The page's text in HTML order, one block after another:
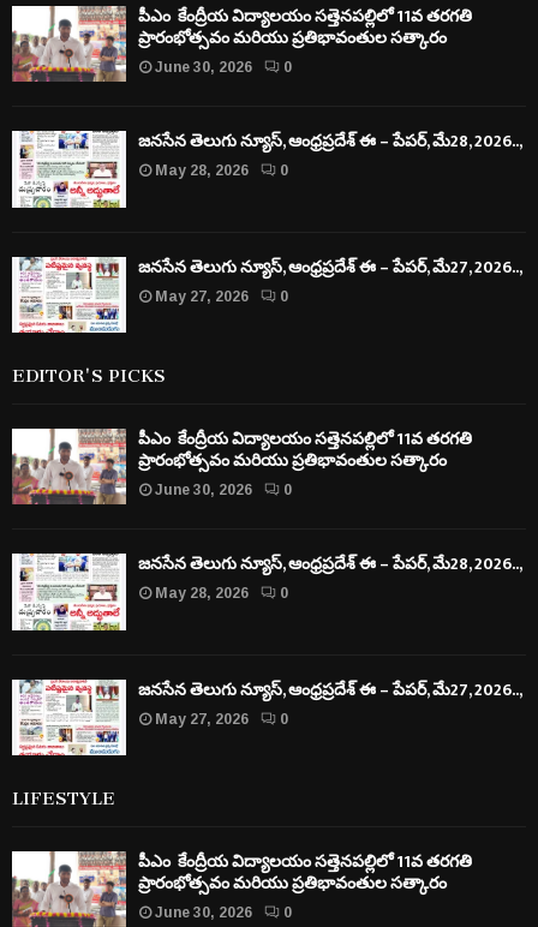
పీఎం కేంద్రీయ విద్యాలయం సత్తెనపల్లిలో 11వ తరగతి
ప్రారంభోత్సవం మరియు ప్రతిభావంతుల సత్కారం
June 30, 2026
0
జనసేన తెలుగు న్యూస్, ఆంధ్రప్రదేశ్ ఈ – పేపర్, మే28, 2026..,
May 28, 2026
0
జనసేన తెలుగు న్యూస్, ఆంధ్రప్రదేశ్ ఈ – పేపర్, మే27, 2026..,
May 27, 2026
0
EDITOR'S PICKS
పీఎం కేంద్రీయ విద్యాలయం సత్తెనపల్లిలో 11వ తరగతి
ప్రారంభోత్సవం మరియు ప్రతిభావంతుల సత్కారం
June 30, 2026
0
జనసేన తెలుగు న్యూస్, ఆంధ్రప్రదేశ్ ఈ – పేపర్, మే28, 2026..,
May 28, 2026
0
జనసేన తెలుగు న్యూస్, ఆంధ్రప్రదేశ్ ఈ – పేపర్, మే27, 2026..,
May 27, 2026
0
LIFESTYLE
పీఎం కేంద్రీయ విద్యాలయం సత్తెనపల్లిలో 11వ తరగతి
ప్రారంభోత్సవం మరియు ప్రతిభావంతుల సత్కారం
June 30, 2026
0